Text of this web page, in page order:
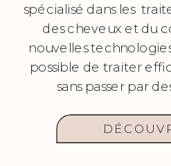
spécialisé dans les
des cheveux et du
nouvelles
possible de traiter
sans passer par